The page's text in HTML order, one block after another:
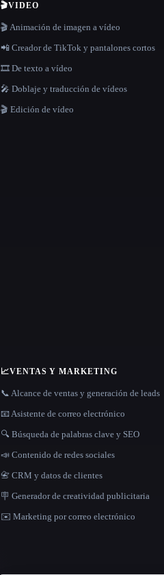
🎬VIDEO
🎬 Animación de imagen a vídeo
📲 Creador de TikTok y pantalones cortos
🎞️ De texto a vídeo
🎤 Doblaje y traducción de vídeos
🎬 Edición de vídeo
📈VENTAS Y MARKETING
📞 Alcance de ventas y generación de leads
📧 Asistente de correo electrónico
🔍 Búsqueda de palabras clave y SEO
📣 Contenido de redes sociales
📇 CRM y datos de clientes
🪧 Generador de creatividad publicitaria
✉️ Marketing por correo electrónico